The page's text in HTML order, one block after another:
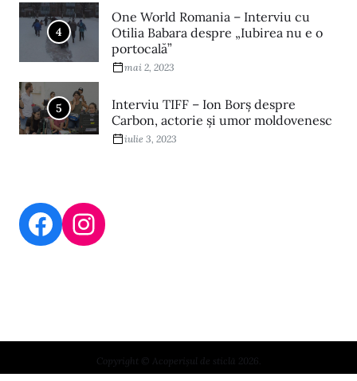
4
One World Romania – Interviu cu
Otilia Babara despre „Iubirea nu e o
portocală”
mai 2, 2023
5
Interviu TIFF – Ion Borș despre
Carbon, actorie și umor moldovenesc
iulie 3, 2023
Copyright © Acoperișul de sticlă 2026.